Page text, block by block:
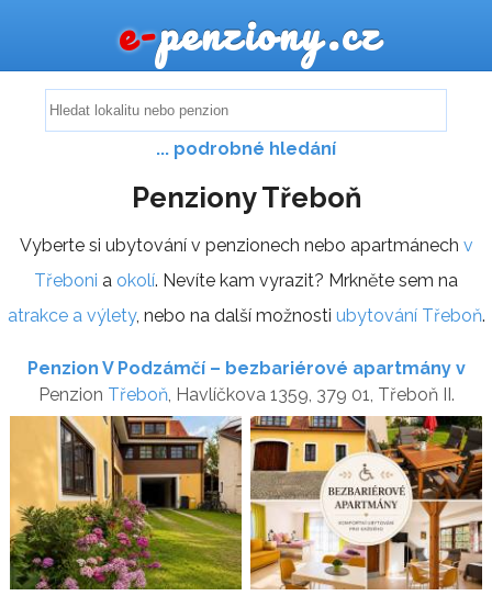
e-penziony.cz
... podrobné hledání
Penziony Třeboň
Vyberte si ubytování v penzionech nebo apartmánech v
Třeboni a okolí. Nevíte kam vyrazit? Mrkněte sem na
atrakce a výlety, nebo na další možnosti ubytování Třeboň.
Penzion V Podzámčí – bezbariérové apartmány v
centru Třeboně
Penzion Třeboň, Havlíčkova 1359, 379 01, Třeboň II.